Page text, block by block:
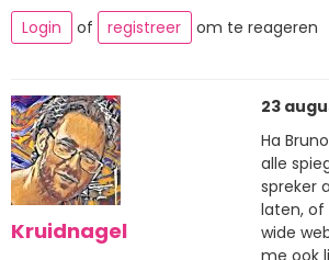
Login
of registreer om te reageren
Kruidnagel
23
Ha
alle
spreker
laten, of
wide